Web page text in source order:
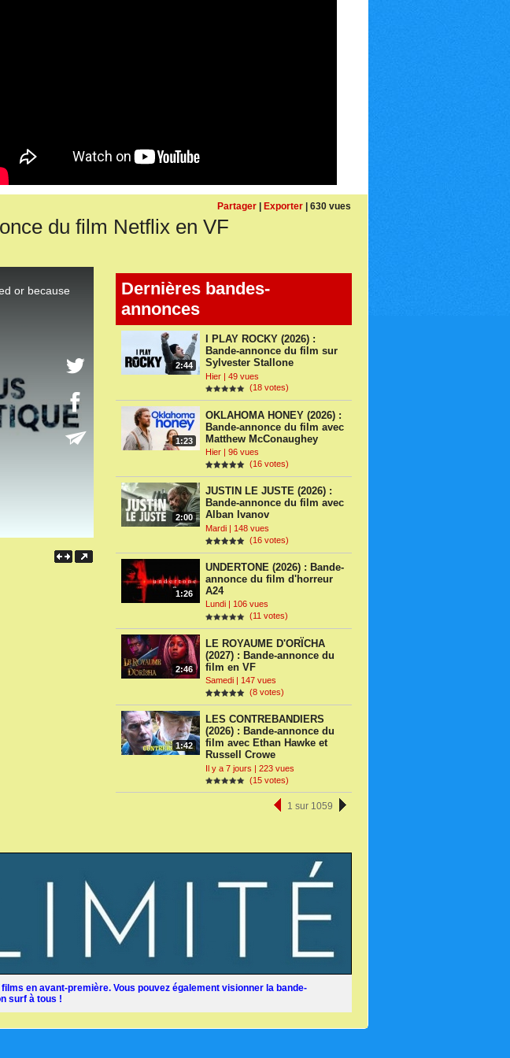
Partager | Exporter | 630 vues
du film Netflix en VF
Dernières bandes-
annonces
2:44
I PLAY ROCKY (2026) :
Bande-annonce du film sur
Sylvester Stallone
Hier | 49 vues
(18 votes)
1:23
OKLAHOMA HONEY (2026) :
Bande-annonce du film avec
Matthew McConaughey
Hier | 96 vues
(16 votes)
2:00
JUSTIN LE JUSTE (2026) :
Bande-annonce du film avec
Alban Ivanov
Mardi | 148 vues
(16 votes)
1:26
UNDERTONE (2026) : Bande-
annonce du film d'horreur
A24
Lundi | 106 vues
(11 votes)
2:46
LE ROYAUME D'ORÏCHA
(2027) : Bande-annonce du
film en VF
Samedi | 147 vues
(8 votes)
1:42
LES CONTREBANDIERS
(2026) : Bande-annonce du
film avec Ethan Hawke et
Russell Crowe
Il y a 7 jours | 223 vues
(15 votes)
1 sur 1059
en avant-première. Vous pouvez également visionner la bande-
surf à tous !